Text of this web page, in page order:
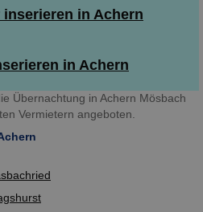
inserieren in Achern
in Achern
Übernachtung in Achern Mösbach
Vermietern angeboten.